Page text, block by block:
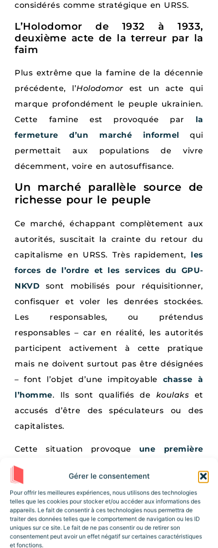
Gérer le consentement
Pour offrir les meilleures expériences, nous utilisons des technologies
telles que les cookies pour stocker et/ou accéder aux informations des
appareils. Le fait de consentir à ces technologies nous permettra de
traiter des données telles que le comportement de navigation ou les ID
uniques sur ce site. Le fait de ne pas consentir ou de retirer son
consentement peut avoir un effet négatif sur certaines caractéristiques
et fonctions.
considérés comme stratégique en URSS.
L’Holodomor de 1932 à 1933,
deuxième acte de la terreur par la
faim
Plus extrême que la famine de la décennie
précédente, l’Holodomor est un acte qui
marque profondément le peuple ukrainien.
Cette famine est provoquée par la
fermeture d’un marché informel qui
permettait aux populations de vivre
décemment, voire en autosuffisance.
Un marché parallèle source de
richesse pour le peuple
Ce marché, échappant complètement aux
autorités, suscitait la crainte du retour du
capitalisme en URSS. Très rapidement, les
forces de l’ordre et les services du GPU-
NKVD sont mobilisés pour réquisitionner,
confisquer et voler les denrées stockées.
Les responsables, ou prétendus
responsables – car en réalité, les autorités
participent activement à cette pratique
mais ne doivent surtout pas être désignées
– font l’objet d’une impitoyable chasse à
l’homme. Ils sont qualifiés de koulaks et
accusés d’être des spéculateurs ou des
capitalistes.
Cette situation provoque une première
disette entre 1928 et 1929 en Ukraine
est accentuée par la politique du « Grand
Tournant » qui vise à favoriser les centres
urbains et le secteur industriel grâce à
l’exportation des céréales. Les terres sont
collectivisées selon le principe des